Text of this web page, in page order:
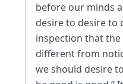
before our minds
desire to desire to
inspection that
different from
we should desire